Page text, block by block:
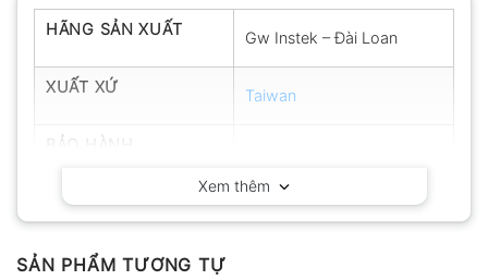
HÃNG SẢN XUẤT Gw Instek – Đài Loan
XUẤT XỨ Taiwan
Xem thêm
SẢN PHẨM TƯƠNG TỰ